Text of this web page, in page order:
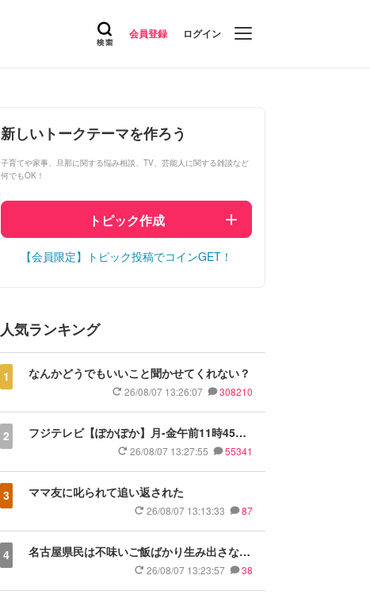
会員登録 ログイン
新しいトークテーマを作ろう
子育てや家事、旦那に関する悩み相談、TV、芸能人に関する雑談など
何でもOK！
トピック作成
【会員限定】トピック投稿でコインGET！
人気ランキング
1 なんかどうでもいいこと聞かせてくれない？
26/08/07 13:26:07 308210
2
フジテレビ【ぽかぽか】月-金午前11時45分
26/08/07 13:27:55 55341
3 ママ友に叱られて追い返された
26/08/07 13:13:33 87
4
名古屋県民は不味いご飯ばかり生み出さない
26/08/07 13:23:57 38